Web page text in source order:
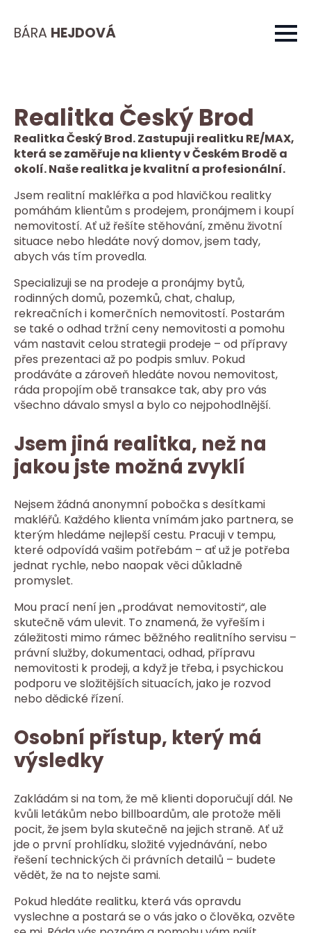
BÁRA HEJDOVÁ
Realitka Český Brod
Realitka Český Brod. Zastupuji realitku RE/MAX,
která se zaměřuje na klienty v Českém Brodě a
okolí. Naše realitka je kvalitní a profesionální.
Jsem realitní makléřka a pod hlavičkou realitky
pomáhám klientům s prodejem, pronájmem i koupí
nemovitostí. Ať už řešíte stěhování, změnu životní
situace nebo hledáte nový domov, jsem tady,
abych vás tím provedla.
Specializuji se na prodeje a pronájmy bytů,
rodinných domů, pozemků, chat, chalup,
rekreačních i komerčních nemovitostí. Postarám
se také o odhad tržní ceny nemovitosti a pomohu
vám nastavit celou strategii prodeje – od přípravy
přes prezentaci až po podpis smluv. Pokud
prodáváte a zároveň hledáte novou nemovitost,
ráda propojím obě transakce tak, aby pro vás
všechno dávalo smysl a bylo co nejpohodlnější.
Jsem jiná realitka, než na
jakou jste možná zvyklí
Nejsem žádná anonymní pobočka s desítkami
makléřů. Každého klienta vnímám jako partnera, se
kterým hledáme nejlepší cestu. Pracuji v tempu,
které odpovídá vašim potřebám – ať už je potřeba
jednat rychle, nebo naopak věci důkladně
promyslet.
Mou prací není jen „prodávat nemovitosti“, ale
skutečně vám ulevit. To znamená, že vyřeším i
záležitosti mimo rámec běžného realitního servisu –
právní služby, dokumentaci, odhad, přípravu
nemovitosti k prodeji, a když je třeba, i psychickou
podporu ve složitějších situacích, jako je rozvod
nebo dědické řízení.
Osobní přístup, který má
výsledky
Zakládám si na tom, že mě klienti doporučují dál. Ne
kvůli letákům nebo billboardům, ale protože měli
pocit, že jsem byla skutečně na jejich straně. Ať už
jde o první prohlídku, složité vyjednávání, nebo
řešení technických či právních detailů – budete
vědět, že na to nejste sami.
Pokud hledáte realitku, která vás opravdu
vyslechne a postará se o vás jako o člověka, ozvěte